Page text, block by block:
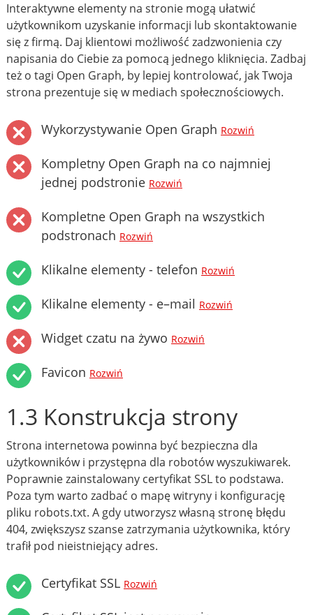
Interaktywne elementy na stronie mogą ułatwić
użytkownikom uzyskanie informacji lub skontaktowanie
się z firmą. Daj klientowi możliwość zadzwonienia czy
napisania do Ciebie za pomocą jednego kliknięcia. Zadbaj
też o tagi Open Graph, by lepiej kontrolować, jak Twoja
strona prezentuje się w mediach społecznościowych.
Wykorzystywanie Open Graph Rozwiń
Kompletny Open Graph na co najmniej
jednej podstronie Rozwiń
Kompletne Open Graph na wszystkich
podstronach Rozwiń
Klikalne elementy - telefon Rozwiń
Klikalne elementy - e–mail Rozwiń
Widget czatu na żywo Rozwiń
Favicon Rozwiń
1.3 Konstrukcja strony
Strona internetowa powinna być bezpieczna dla
użytkowników i przystępna dla robotów wyszukiwarek.
Poprawnie zainstalowany certyfikat SSL to podstawa.
Poza tym warto zadbać o mapę witryny i konfigurację
pliku robots.txt. A gdy utworzysz własną stronę błędu
404, zwiększysz szanse zatrzymania użytkownika, który
trafił pod nieistniejący adres.
Certyfikat SSL Rozwiń